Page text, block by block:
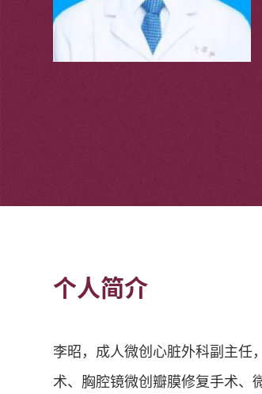
个人简介
李昭，成人微创心脏外科副主任
术、胸腔镜微创瓣膜修复手术、